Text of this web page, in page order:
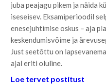
juba peajagu pikem ja näida
iseseisev. Eksamiperioodil
enesejuhtimise oskus – aja
keskendumisvõime ja
Just seetõttu on
ajal eriti oluline.
Loe tervet postitust